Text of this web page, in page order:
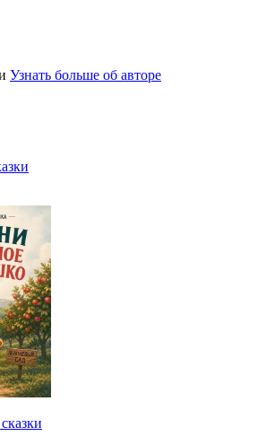
Узнать больше об авторе